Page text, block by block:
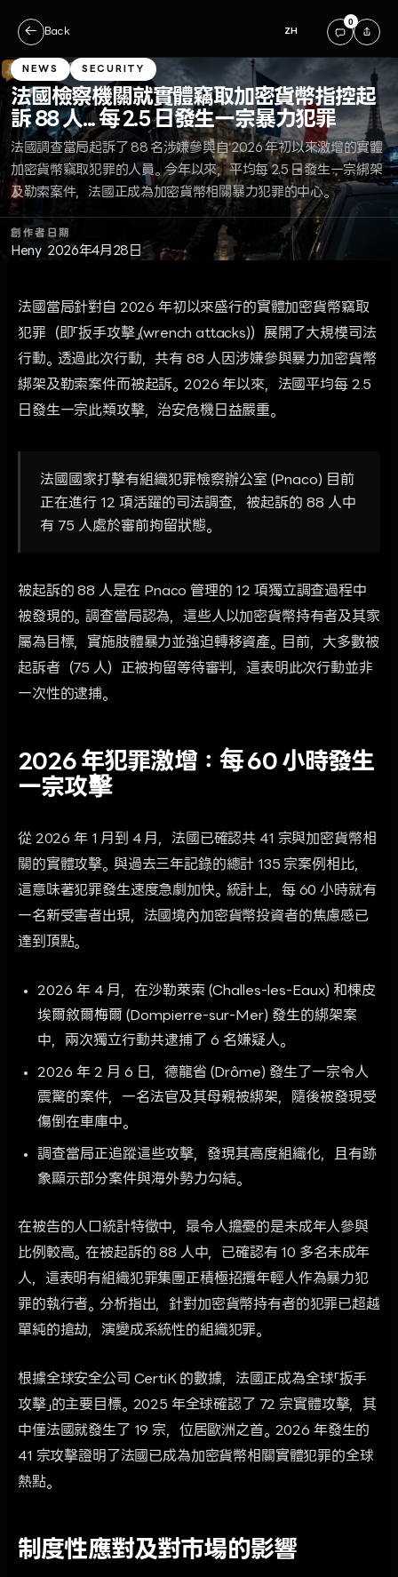
← Back ZH
0
NEWS SECURITY
法國檢察機關就實體竊取加密貨幣指控起
訴 88 人... 每 2.5 日發生一宗暴力犯罪
法國調查當局起訴了 88 名涉嫌參與自 2026 年初以來激增的實體
加密貨幣竊取犯罪的人員。今年以來，平均每 2.5 日發生一宗綁架
及勒索案件，法國正成為加密貨幣相關暴力犯罪的中心。
創作者
Heny
日期
2026年4月28日
法國當局針對自 2026 年初以來盛行的實體加密貨幣竊取
犯罪（即「扳手攻擊」(wrench attacks)）展開了大規模司法
行動。透過此次行動，共有 88 人因涉嫌參與暴力加密貨幣
綁架及勒索案件而被起訴。2026 年以來，法國平均每 2.5
日發生一宗此類攻擊，治安危機日益嚴重。
法國國家打擊有組織犯罪檢察辦公室 (Pnaco) 目前
正在進行 12 項活躍的司法調查，被起訴的 88 人中
有 75 人處於審前拘留狀態。
被起訴的 88 人是在 Pnaco 管理的 12 項獨立調查過程中
被發現的。調查當局認為，這些人以加密貨幣持有者及其家
屬為目標，實施肢體暴力並強迫轉移資產。目前，大多數被
起訴者（75 人）正被拘留等待審判，這表明此次行動並非
一次性的逮捕。
2026 年犯罪激增：每 60 小時發生
一宗攻擊
從 2026 年 1 月到 4 月，法國已確認共 41 宗與加密貨幣相
關的實體攻擊。與過去三年記錄的總計 135 宗案例相比，
這意味著犯罪發生速度急劇加快。統計上，每 60 小時就有
一名新受害者出現，法國境內加密貨幣投資者的焦慮感已
達到頂點。
2026 年 4 月，在沙勒萊索 (Challes-les-Eaux) 和棟皮
埃爾敘爾梅爾 (Dompierre-sur-Mer) 發生的綁架案
中，兩次獨立行動共逮捕了 6 名嫌疑人。
2026 年 2 月 6 日，德龍省 (Drôme) 發生了一宗令人
震驚的案件，一名法官及其母親被綁架，隨後被發現受
傷倒在車庫中。
調查當局正追蹤這些攻擊，發現其高度組織化，且有跡
象顯示部分案件與海外勢力勾結。
在被告的人口統計特徵中，最令人擔憂的是未成年人參與
比例較高。在被起訴的 88 人中，已確認有 10 多名未成年
人，這表明有組織犯罪集團正積極招攬年輕人作為暴力犯
罪的執行者。分析指出，針對加密貨幣持有者的犯罪已超越
單純的搶劫，演變成系統性的組織犯罪。
根據全球安全公司 CertiK 的數據，法國正成為全球「扳手
攻擊」的主要目標。2025 年全球確認了 72 宗實體攻擊，其
中僅法國就發生了 19 宗，位居歐洲之首。2026 年發生的
41 宗攻擊證明了法國已成為加密貨幣相關實體犯罪的全球
熱點。
制度性應對及對市場的影響